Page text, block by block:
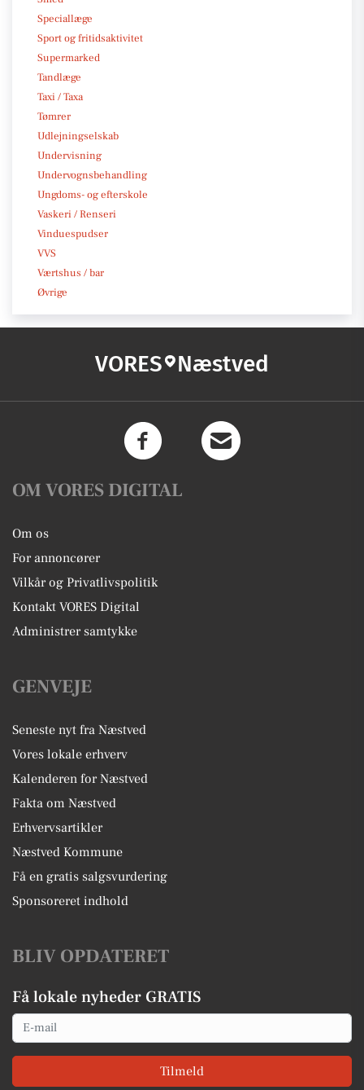
Speciallæge
Sport og fritidsaktivitet
Supermarked
Tandlæge
Taxi / Taxa
Tømrer
Udlejningselskab
Undervisning
Undervognsbehandling
Ungdoms- og efterskole
Vaskeri / Renseri
Vinduespudser
VVS
Værtshus / bar
Øvrige
VORES Næstved
OM VORES DIGITAL
Om os
For annoncører
Vilkår og Privatlivspolitik
Kontakt VORES Digital
Administrer samtykke
GENVEJE
Seneste nyt fra Næstved
Vores lokale erhverv
Kalenderen for Næstved
Fakta om Næstved
Erhvervsartikler
Næstved Kommune
Få en gratis salgsvurdering
Sponsoreret indhold
BLIV OPDATERET
Få lokale nyheder GRATIS
Email
Tilmeld